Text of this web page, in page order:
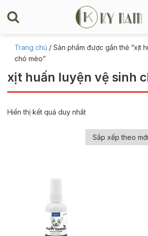
Trang chủ / Sản phẩm được gắn thẻ “xịt
chó mèo”
xịt huấn luyện vệ sinh
Hiển thị kết quả duy nhất